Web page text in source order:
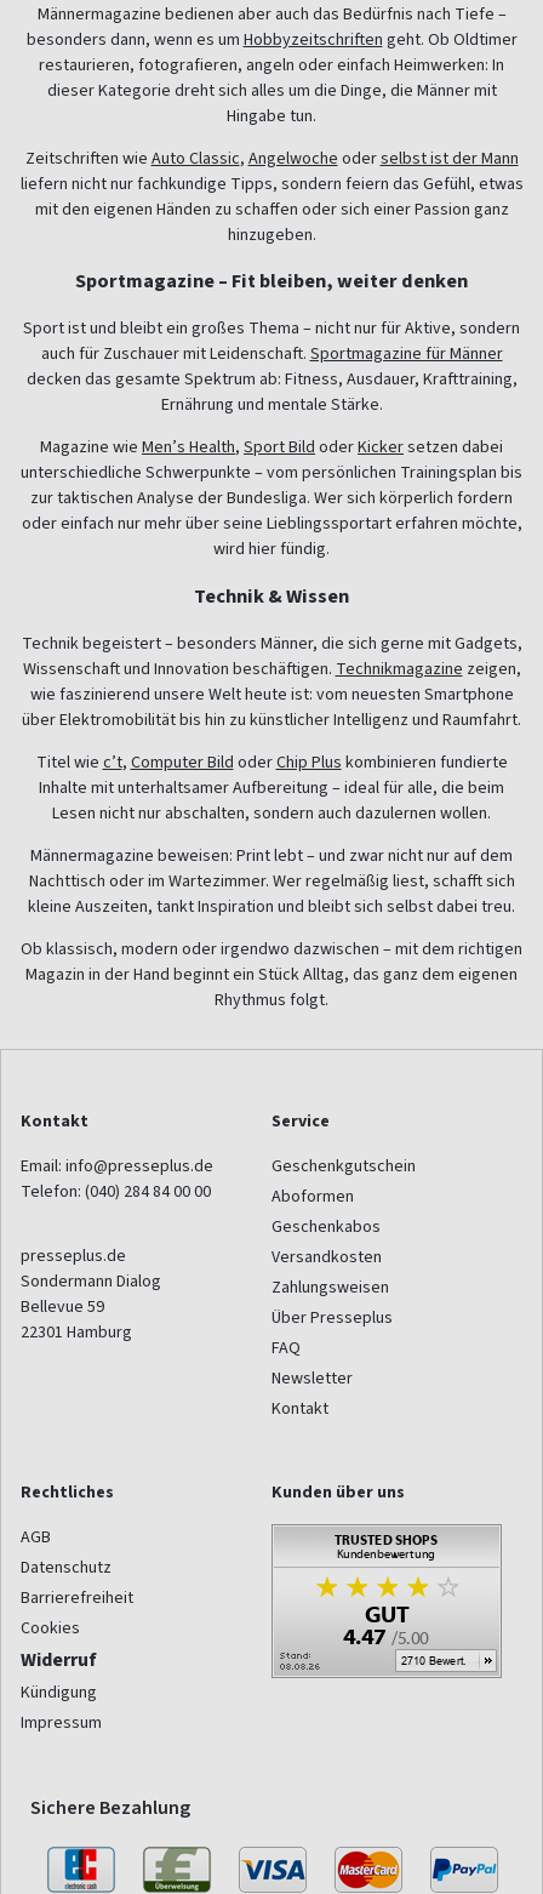
Männermagazine bedienen aber auch das Bedürfnis nach Tiefe –
besonders dann, wenn es um Hobbyzeitschriften geht. Ob Oldtimer
restaurieren, fotografieren, angeln oder einfach Heimwerken: In
dieser Kategorie dreht sich alles um die Dinge, die Männer mit
Hingabe tun.
Zeitschriften wie Auto Classic, Angelwoche oderselbst ist der Mann
liefern nicht nur fachkundige Tipps, sondern feiern das Gefühl, etwas
mit den eigenen Händen zu schaffen oder sich einer Passion ganz
hinzugeben.
Sportmagazine – Fit bleiben, weiter denken
Sport ist und bleibt ein großes Thema – nicht nur für Aktive, sondern
auch für Zuschauer mit Leidenschaft. Sportmagazine für Männer
decken das gesamte Spektrum ab: Fitness, Ausdauer, Krafttraining,
Ernährung und mentale Stärke.
Magazine wie Men’s Health, Sport Bild oderKickersetzen dabei
unterschiedliche Schwerpunkte – vom persönlichen Trainingsplan bis
zur taktischen Analyse der Bundesliga. Wer sich körperlich fordern
oder einfach nur mehr über seine Lieblingssportart erfahren möchte,
wird hier fündig.
Technik & Wissen
Technik begeistert – besonders Männer, die sich gerne mit Gadgets,
Wissenschaft und Innovation beschäftigen. Technikmagazine zeigen,
wie faszinierend unsere Welt heute ist: vom neuesten Smartphone
über Elektromobilität bis hin zu künstlicher Intelligenz und Raumfahrt.
Titel wie c’t, Computer Bild oderChip Plus kombinieren fundierte
Inhalte mit unterhaltsamer Aufbereitung – ideal für alle, die beim
Lesen nicht nur abschalten, sondern auch dazulernen wollen.
Männermagazine beweisen: Print lebt – und zwar nicht nur auf dem
Nachttisch oder im Wartezimmer. Wer regelmäßig liest, schafft sich
kleine Auszeiten, tankt Inspiration und bleibt sich selbst dabei treu.
Ob klassisch, modern oder irgendwo dazwischen – mit dem richtigen
Magazin in der Hand beginnt ein Stück Alltag, das ganz dem eigenen
Rhythmus folgt.
Kontakt
Email: info@presseplus.de
Telefon: (040) 284 84 00 00
presseplus.de
Sondermann Dialog
Bellevue 59
22301 Hamburg
Service
Geschenkgutschein
Aboformen
Geschenkabos
Versandkosten
Zahlungsweisen
Über Presseplus
FAQ
Newsletter
Kontakt
Rechtliches
AGB
Datenschutz
Barrierefreiheit
Cookies
Widerruf
Kündigung
Impressum
Kunden über uns
Sichere Bezahlung